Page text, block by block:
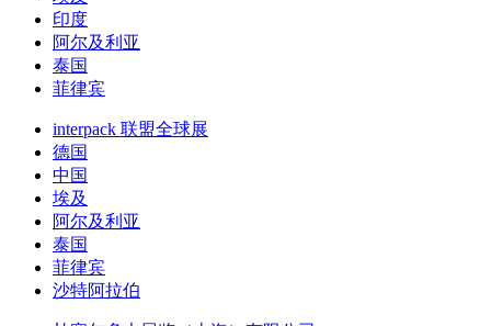
印度
阿尔及利亚
泰国
菲律宾
interpack 联盟全球展
德国
中国
埃及
阿尔及利亚
泰国
菲律宾
沙特阿拉伯